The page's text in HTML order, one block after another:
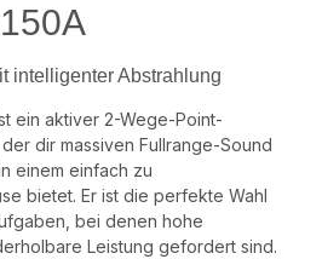
intelligenter Abstrahlung
ein aktiver 2-Wege-Point-
dir massiven Fullrange-Sound
einem einfach zu
bietet. Er ist die perfekte Wahl
bei denen hohe
Leistung gefordert sind.